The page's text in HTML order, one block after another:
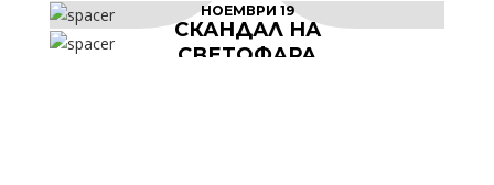
БЪРБОРИНИ
СКАНДАЛ НА
СВЕТОФАРА
НОЕМВРИ 19